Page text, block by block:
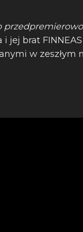
przedpremierowo
jej brat
w zeszłym